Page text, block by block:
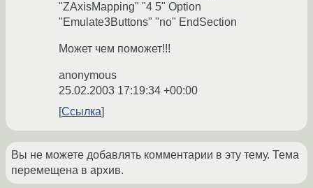
"ZAxisMapping" "4 5" Option
"Emulate3Buttons" "no" EndSection
Может чем поможет!!!
anonymous
25.02.2003 17:19:34 +00:00
Ссылка
Вы не можете добавлять комментарии в эту тему. Тема
перемещена в архив.